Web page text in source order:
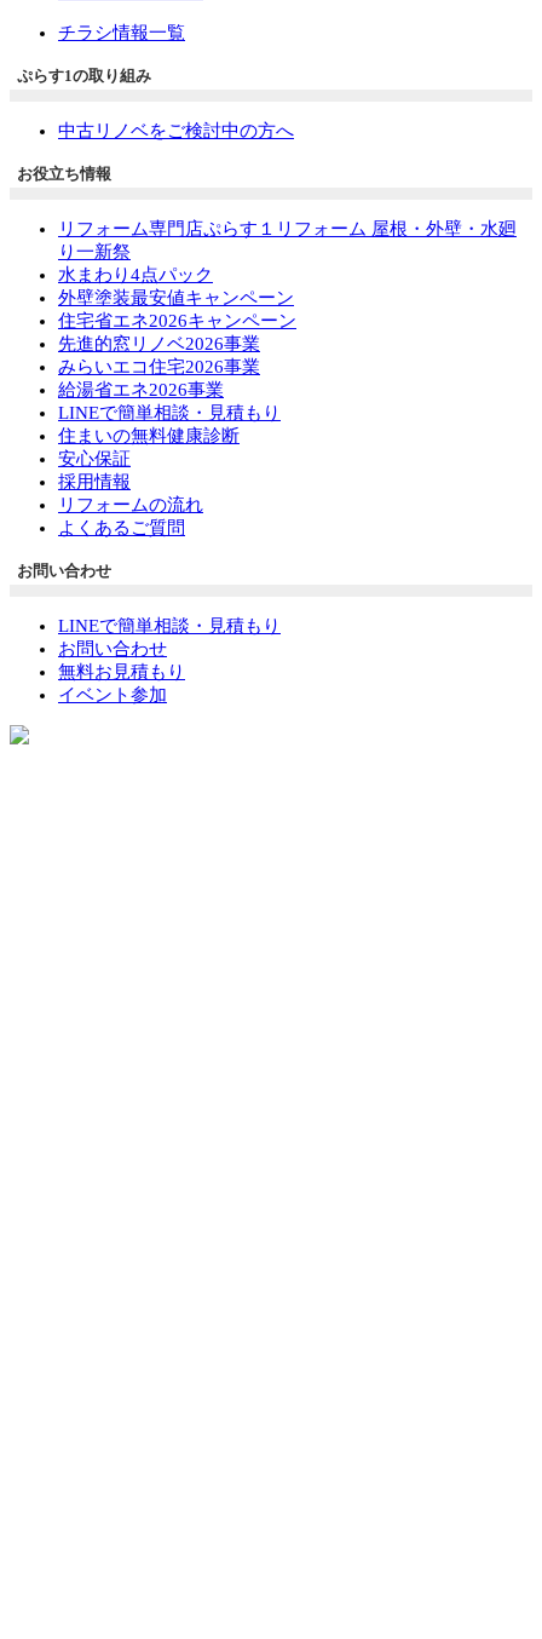
チラシ情報一覧
ぷらす1の取り組み
中古リノベをご検討中の方へ
お役立ち情報
リフォーム専門店ぷらす１リフォーム 屋根・外壁・水廻
り一新祭
水まわり4点パック
外壁塗装最安値キャンペーン
住宅省エネ2026キャンペーン
先進的窓リノベ2026事業
みらいエコ住宅2026事業
給湯省エネ2026事業
LINEで簡単相談・見積もり
住まいの無料健康診断
安心保証
採用情報
リフォームの流れ
よくあるご質問
お問い合わせ
LINEで簡単相談・見積もり
お問い合わせ
無料お見積もり
イベント参加